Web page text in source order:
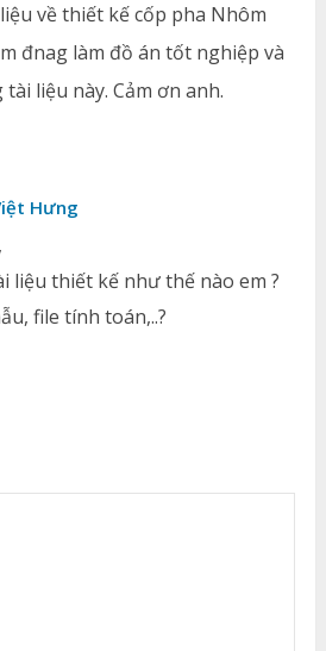
về thiết kế cốp pha Nhôm
đnag làm đồ án tốt nghiệp và
liệu này. Cảm ơn anh.
Hưng
liệu thiết kế như thế nào em ?
file tính toán,..?